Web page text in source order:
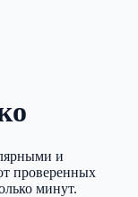
и
проверенных
минут.